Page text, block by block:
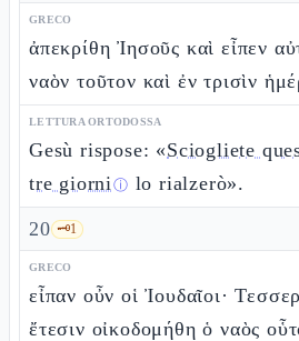
GRECO
ἀπεκρίθη Ἰησοῦς καὶ εἶπεν
ναὸν τοῦτον καὶ ἐν τρισὶν
LETTURA ORTODOSSA
Gesù rispose: «Sciogliete
tre giorniⓘ lo rialzerò».
20 🗝️1
GRECO
εἶπαν οὖν οἱ Ἰουδαῖοι·
ἔτεσιν οἰκοδομήθη ὁ ναὸς